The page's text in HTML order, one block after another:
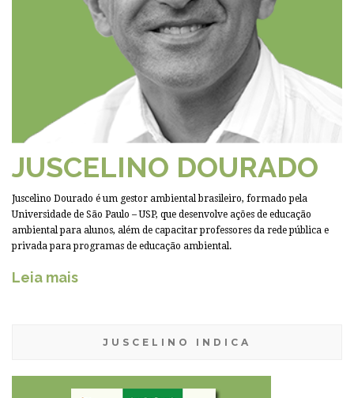
JUSCELINO DOURADO
Juscelino Dourado é um gestor ambiental brasileiro, formado pela
Universidade de São Paulo – USP, que desenvolve ações de educação
ambiental para alunos, além de capacitar professores da rede pública e
privada para programas de educação ambiental.
Leia mais
JUSCELINO INDICA